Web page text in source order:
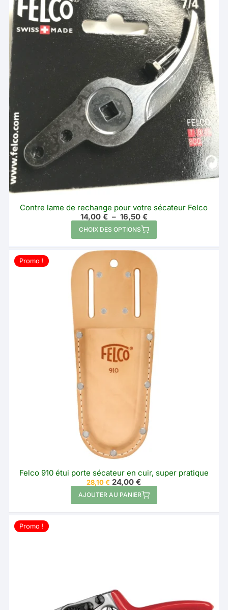
Contre lame de rechange pour votre sécateur Felco
14,00 € – 16,50 €Plage
prix :
14,00 €
16,50 €
CHOIX DES OPTIONS
produit
variations.
Les
options
peuvent
Promo !
Felco 910 étui porte sécateur en cuir, super pratique
28,10€ Le
prix
initial
était :
24,00€Le
prix
actuel
est :
AJOUTER AU PANIER
Promo !